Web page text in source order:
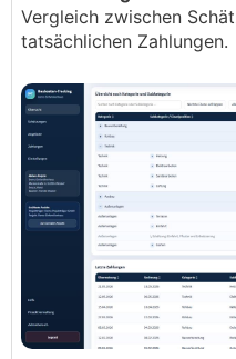
Vergleich zwischen
tatsächlichen Zahlungen.